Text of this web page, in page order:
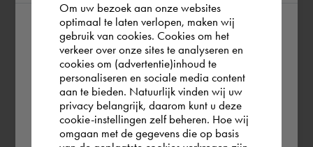
According to us you are situated in Rest of
the world. Please confirm in which country
you wish to shop.
België Rest of the world
Om uw bezoek aan onze websites
optimaal te laten verlopen, maken wij
gebruik van cookies. Cookies om het
verkeer over onze sites te analyseren en
cookies om (advertentie)inhoud te
personaliseren en sociale media content
aan te bieden. Natuurlijk vinden wij uw
privacy belangrijk, daarom kunt u deze
cookie-instellingen zelf beheren. Hoe wij
omgaan met de gegevens die op basis